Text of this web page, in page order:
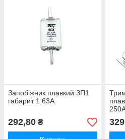
Запобіжник плавкий ЗП1
габарит 1 63А
292,80 ₴